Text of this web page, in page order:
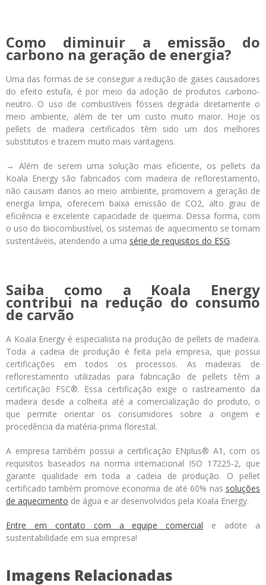
Como diminuir a emissão do
carbono na geração de energia?
Uma das formas de se conseguir a redução de gases causadores
do efeito estufa, é por meio da adoção de produtos carbono-
neutro. O uso de combustíveis fósseis degrada diretamente o
meio ambiente, além de ter um custo muito maior. Hoje os
pellets de madeira certificados têm sido um dos melhores
substitutos e trazem muito mais vantagens.
→ Além de serem uma solução mais eficiente, os pellets da
Koala Energy são fabricados com madeira de reflorestamento,
não causam danos ao meio ambiente, promovem a geração de
energia limpa, oferecem baixa emissão de CO2, alto grau de
eficiência e excelente capacidade de queima. Dessa forma, com
o uso do biocombustível, os sistemas de aquecimento se tornam
sustentáveis, atendendo a uma série de requisitos do ESG.
Saiba como a Koala Energy
contribui na redução do consumo
de carvão
A Koala Energy é especialista na produção de pellets de madeira.
Toda a cadeia de produção é feita pela empresa, que possui
certificações em todos os processos. As madeiras de
reflorestamento utilizadas para fabricação de pellets têm a
certificação FSC®. Essa certificação exige o rastreamento da
madeira desde a colheita até a comercialização do produto, o
que permite orientar os consumidores sobre a origem e
procedência da matéria-prima florestal.
A empresa também possui a certificação ENplus® A1, com os
requisitos baseados na norma internacional ISO 17225-2, que
garante qualidade em toda a cadeia de produção. O pellet
certificado também promove economia de até 60% nas soluções
de aquecimento de água e ar desenvolvidos pela Koala Energy.
Entre em contato com a equipe comercial e adote a
sustentabilidade em sua empresa!
Imagens Relacionadas